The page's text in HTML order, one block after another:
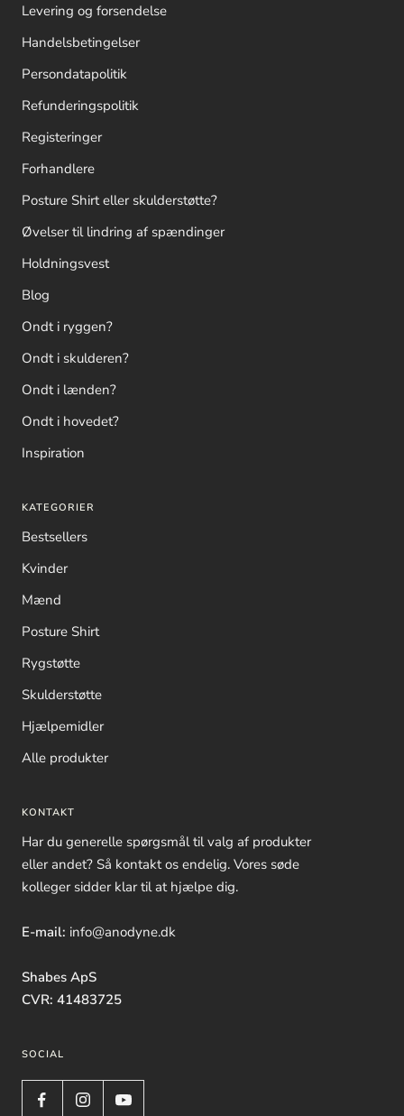
Levering og forsendelse
Handelsbetingelser
Persondatapolitik
Refunderingspolitik
Registeringer
Forhandlere
Posture Shirt eller skulderstøtte?
Øvelser til lindring af spændinger
Holdningsvest
Blog
Ondt i ryggen?
Ondt i skulderen?
Ondt i lænden?
Ondt i hovedet?
Inspiration
KATEGORIER
Bestsellers
Kvinder
Mænd
Posture Shirt
Rygstøtte
Skulderstøtte
Hjælpemidler
Alle produkter
KONTAKT
Har du generelle spørgsmål til valg af produkter
eller andet? Så kontakt os endelig. Vores søde
kolleger sidder klar til at hjælpe dig.
E-mail: info@anodyne.dk
Shabes ApS
CVR: 41483725
SOCIAL